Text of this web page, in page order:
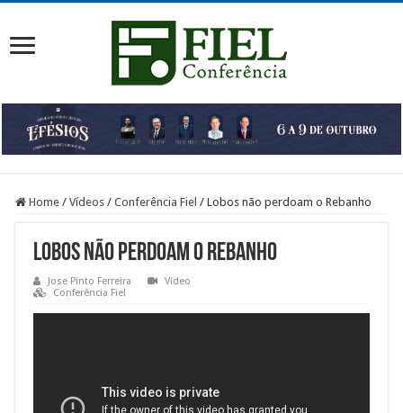
Home / Vídeos / Conferência Fiel / Lobos não perdoam o Rebanho
Lobos não perdoam o Rebanho
Jose Pinto Ferreira
Vídeo
Conferência Fiel